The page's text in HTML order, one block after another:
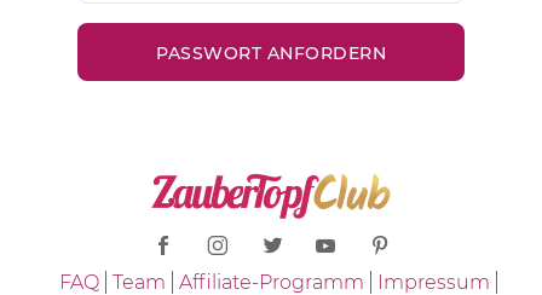
FAQ Team Affiliate-Programm
Impressum